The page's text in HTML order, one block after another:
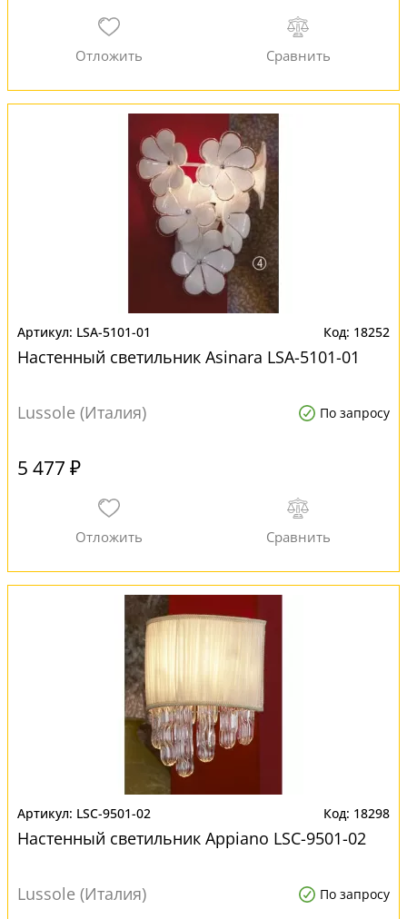
LSA-5101-01 18252
Настенный светильник Asinara LSA-5101-01
Lussole (Италия) По запросу
5 477 ₽
LSC-9501-02 18298
Настенный светильник Appiano LSC-9501-02
Lussole (Италия) По запросу